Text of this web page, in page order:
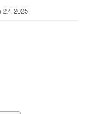
27, 2025